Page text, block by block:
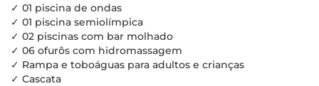
✓ 01 piscina de ondas
✓ 01 piscina semiolímpica
✓ 02 piscinas com bar molhado
✓ 06 ofurôs com hidromassagem
✓ Rampa e toboáguas para adultos e crianças
✓ Cascata